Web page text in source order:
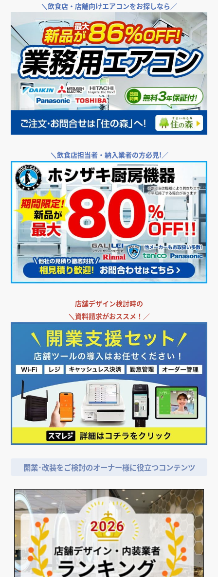
＼飲食店・店舗向けエアコンをお探しなら／
＼飲食店担当者・納入業者の方必見!／
店舗デザイン検討時の
＼資料請求がおススメ！／
開業･改装をご検討のオーナー様に役立つコンテンツ